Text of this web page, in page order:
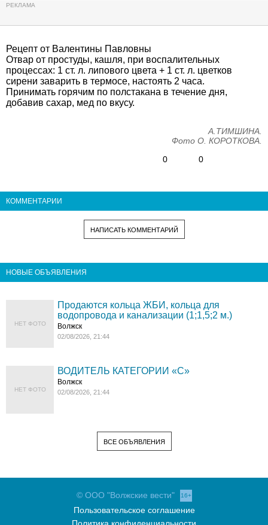
Рецепт от Валентины Павловны
Отвар от простуды, кашля, при воспалительных
процессах: 1 ст. л. липового цвета + 1 ст. л. цветков
сирени заварить в термосе, настоять 2 часа.
Принимать горячим по полстакана в течение дня,
добавив сахар, мед по вкусу.
А.ТИМШИНА.
Фото О. КОРОТКОВА.
0
0
КОММЕНТАРИИ
НАПИСАТЬ КОММЕНТАРИЙ
НОВЫЕ ОБЪЯВЛЕНИЯ
НЕТ ФОТО
Продаются кольца ЖБИ, кольца для
водопровода и канализации (1;1,5;2 м.)
Волжск
02/08/2026, 21:44
НЕТ ФОТО
ВОДИТЕЛЬ КАТЕГОРИИ «C»
Волжск
02/08/2026, 21:44
ВСЕ ОБЪЯВЛЕНИЯ
© ООО "Волжские вести" 16+
Пользовательское соглашение